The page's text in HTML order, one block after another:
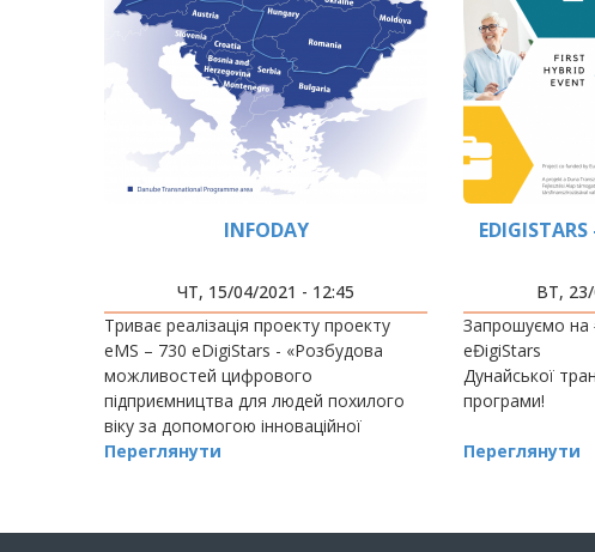
INFODAY
ЧТ, 15/04/2021 - 12:45
Триває реалізація проекту проекту
eMS – 730 eDigiStars - «Розбудова
можливостей цифрового
підприємництва для людей похилого
віку за допомогою інноваційної
системи навчання».
Переглянути
ВТ,
Запрошуємо на
eĐigiStars
Дунайської
програми!
Переглянути